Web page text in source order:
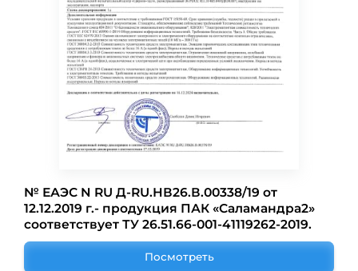
№ ЕАЭС N RU Д-RU.НВ26.В.00338/19 от
12.12.2019 г.- продукция ПАК «Саламандра2»
соответствует ТУ 26.51.66-001-41119262-2019.
Посмотреть